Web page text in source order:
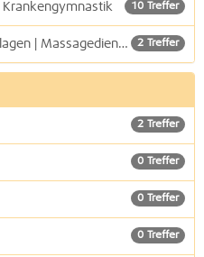
10 Treffer
Krankengymnastik
2 Treffer
| Massagedienste
2 Treffer
0 Treffer
0 Treffer
0 Treffer